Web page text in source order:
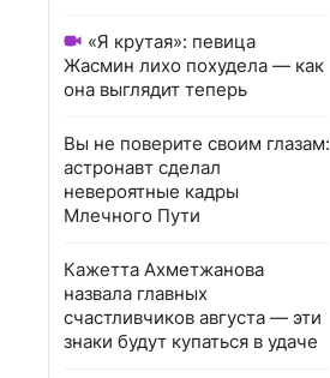
«Я крутая»: певица
Жасмин лихо похудела — как
она выглядит теперь
Вы не поверите своим глазам:
астронавт сделал
невероятные кадры
Млечного Пути
Кажетта Ахметжанова
назвала главных
счастливчиков августа — эти
знаки будут купаться в удаче